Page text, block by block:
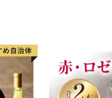
届けには1～2ヶ月程度かか
真はイメージです。